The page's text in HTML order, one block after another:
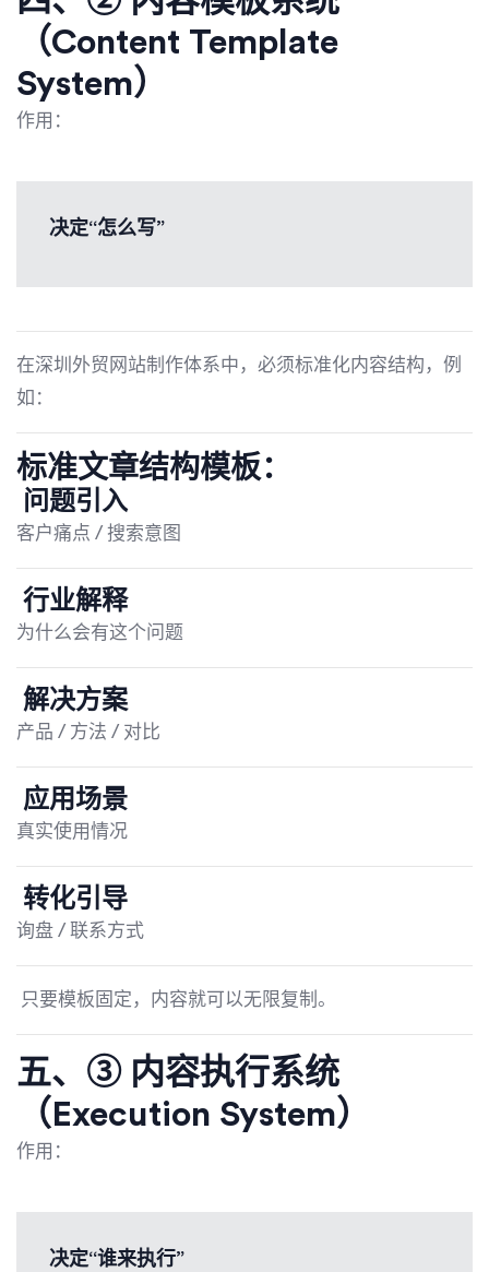
（Content Template
System）
作用：
决定“怎么写”
在深圳外贸网站制作体系中，必须标准化内容结构，例
如：
标准文章结构模板：
问题引入
客户痛点 / 搜索意图
行业解释
为什么会有这个问题
解决方案
产品 / 方法 / 对比
应用场景
真实使用情况
转化引导
询盘 / 联系方式
只要模板固定，内容就可以无限复制。
五、③ 内容执行系统
（Execution System）
作用：
决定“谁来执行”